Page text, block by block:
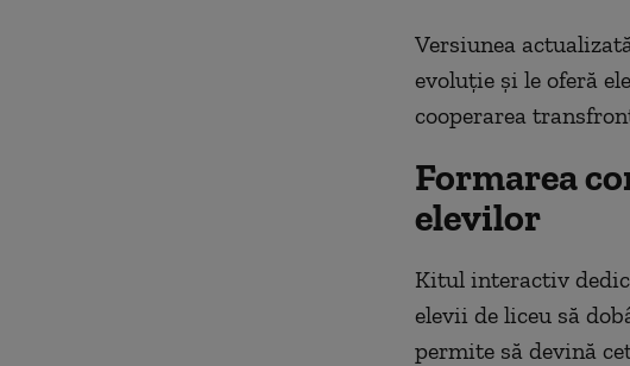
Versiunea
evoluție și le oferă
cooperarea
Formarea
elevilor
Kitul interactiv
elevii de liceu să
permite să devină